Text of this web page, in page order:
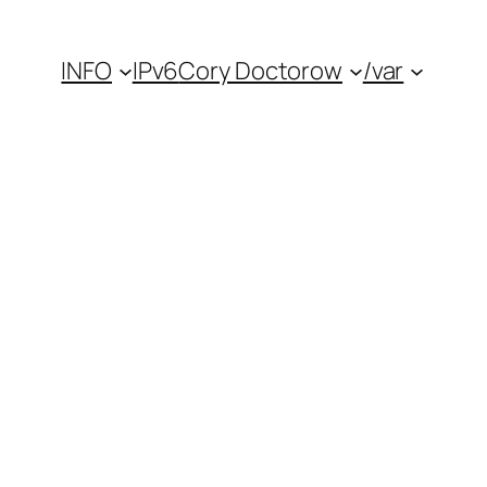
INFO IPv6Cory Doctorow /var